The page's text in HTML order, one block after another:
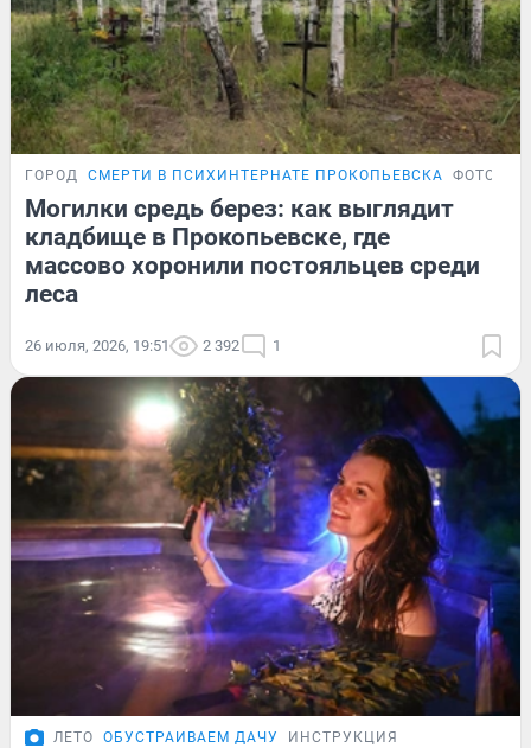
ГОРОД СМЕРТИ В ПСИХИНТЕРНАТЕ ПРОКОПЬЕВСКА
Могилки средь берез: как выглядит
кладбище в Прокопьевске, где
массово хоронили постояльцев среди
леса
26 июля, 2026, 19:51 2 392 1
ЛЕТО ОБУСТРАИВАЕМ ДАЧУ ИНСТРУКЦИЯ